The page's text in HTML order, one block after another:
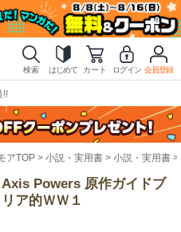
検索 はじめて カート ログイン 会員登録
!!
アTOP 小説・実用書 小説・実用書
Powers 原作ガイドブ
ア的ＷＷ１